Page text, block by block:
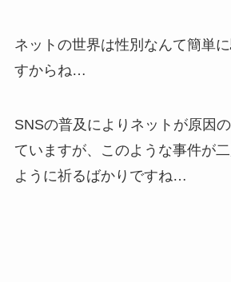
ネットの世界は性別なんて簡単
すからね…
SNSの普及によりネットが原因
ていますが、このような事件が
ように祈るばかりですね…